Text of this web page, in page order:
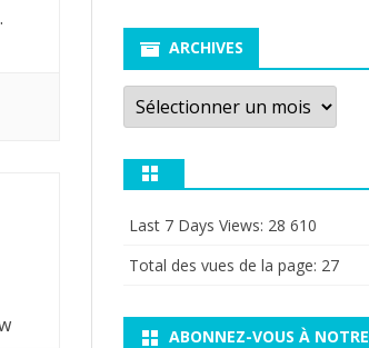
ARCHIVES
Archives
Last 7 Days Views: 28 610
Total des vues de la page: 27
ABONNEZ-VOUS À NOTRE